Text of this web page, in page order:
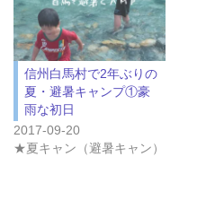
信州白馬村で2年ぶりの
夏・避暑キャンプ①豪
雨な初日
2017-09-20
★夏キャン（避暑キャン）